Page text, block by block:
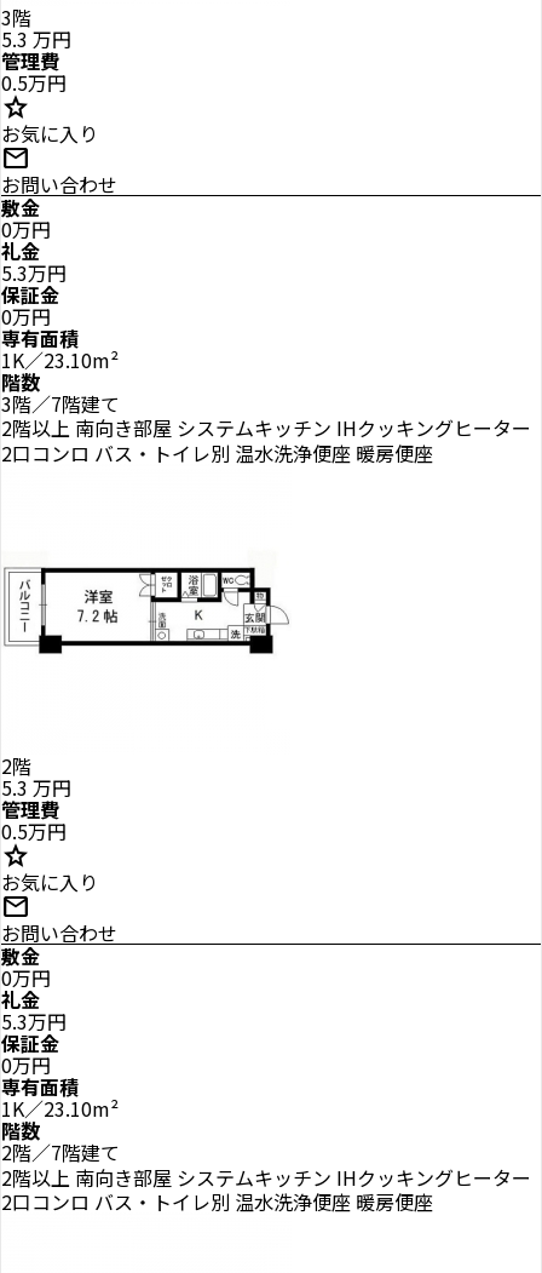
3階
5.3 万円
管理費
0.5万円
star
お気に入り
mail
お問い合わせ
敷金
0万円
礼金
5.3万円
保証金
0万円
専有面積
1K／23.10m²
階数
3階／7階建て
2階以上 南向き部屋 システムキッチン IHクッキングヒーター
2口コンロ バス・トイレ別 温水洗浄便座 暖房便座
2階
5.3 万円
管理費
0.5万円
star
お気に入り
mail
お問い合わせ
敷金
0万円
礼金
5.3万円
保証金
0万円
専有面積
1K／23.10m²
階数
2階／7階建て
2階以上 南向き部屋 システムキッチン IHクッキングヒーター
2口コンロ バス・トイレ別 温水洗浄便座 暖房便座